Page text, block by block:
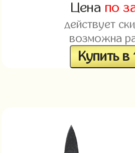
Цена по
действует
возможна
Купить в